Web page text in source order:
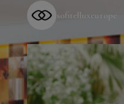
sofitelluxeurope